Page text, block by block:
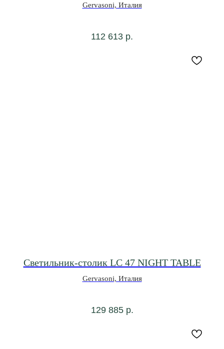
Gervasoni, Италия
112 613 р.
Светильник-столик LC 47 NIGHT TABLE
Gervasoni, Италия
129 885 р.